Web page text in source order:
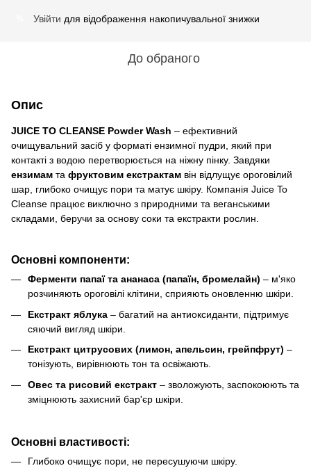
Увійти для відображення накопичувальної знижки
До обраного
Опис
JUICE TO CLEANSE Powder Wash – ефективний
очищувальний засіб у форматі ензимної пудри, який при
контакті з водою перетворюється на ніжну пінку. Завдяки
ензимам та фруктовим екстрактам він відлущує ороговілий
шар, глибоко очищує пори та матує шкіру. Компанія Juice To
Cleanse працює виключно з природними та веганськими
складами, беручи за основу соки та екстракти рослин.
Основні компоненти:
Ферменти папаї та ананаса (папаїн, бромелайн) – м'яко
розчиняють ороговілі клітини, сприяють оновленню шкіри.
Екстракт яблука – багатий на антиоксиданти, підтримує
сяючий вигляд шкіри.
Екстракт цитрусових (лимон, апельсин, грейпфрут) –
тонізують, вирівнюють тон та освіжають.
Овес та рисовий екстракт – зволожують, заспокоюють та
зміцнюють захисний бар'єр шкіри.
Основні властивості:
Глибоко очищує пори, не пересушуючи шкіру.